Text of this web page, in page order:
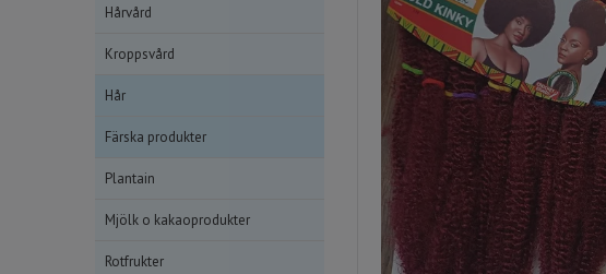
Hårvård
Kroppsvård
Hår
Färska produkter
Plantain
Mjölk o kakaoprodukter
Rotfrukter